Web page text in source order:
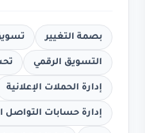
بصمة التغيير
التسويق الرقمي
إدارة الحملات الإعلانية
إدارة حسابات التواصل